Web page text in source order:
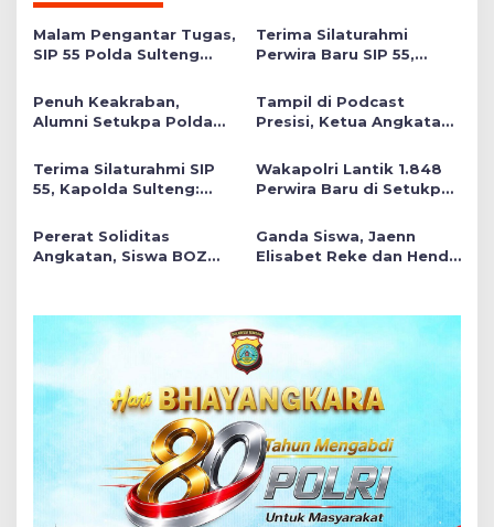
Malam Pengantar Tugas,
SIP 55 Polda Sulteng
Positif di Satuan Wilayah
Terima Silaturahmi
Perwira Baru SIP 55,
Tekankan Pentingnya
Think Before Acting
Penuh Keakraban,
Alumni Setukpa Polda
Tamah untuk Perwira
Baru SIP 55
Tampil di Podcast
Presisi, Ketua Angkatan
dan Kepercayaan
Masyarakat
Terima Silaturahmi SIP
55, Kapolda Sulteng:
Terbaik untuk Institusi
dan Masyarakat
Wakapolri Lantik 1.848
Perwira Baru di Setukpa,
Terdepan Pelayanan
Publik
Pererat Soliditas
Angkatan, Siswa BOZ
Lemdiklat Polri
Ganda Siswa, Jaenn
Elisabet Reke dan Hendri
Badminton DDP SIP 55